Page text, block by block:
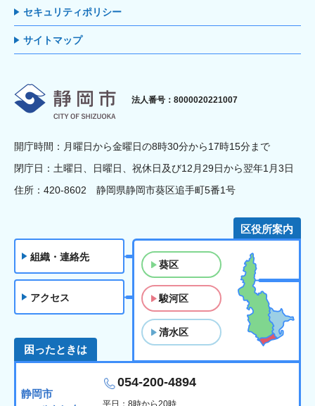
セキュリティポリシー
サイトマップ
静岡市
法人番号：8000020221007
開庁時間：月曜日から金曜日の8時30分から17時15分まで
閉庁日：土曜日、日曜日、祝休日及び12月29日から翌年1月3日
住所：420-8602 静岡県静岡市葵区追手町5番1号
組織・連絡先
アクセス
区役所案内
葵区
駿河区
清水区
困ったときは
静岡市
054-200-4894